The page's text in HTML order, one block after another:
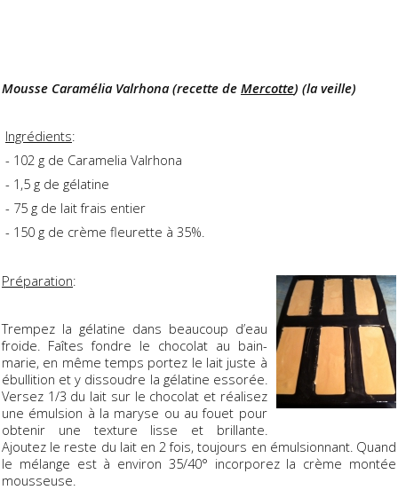
Mousse Caramélia Valrhona (recette de Mercotte) (la veille)
Ingrédients:
- 102 g de Caramelia Valrhona
- 1,5 g de gélatine
- 75 g de lait frais entier
- 150 g de crème fleurette à 35%.
Préparation:
Trempez la gélatine dans beaucoup d’eau
froide. Faîtes fondre le chocolat au bain-
marie, en même temps portez le lait juste à
ébullition et y dissoudre la gélatine essorée.
Versez 1/3 du lait sur le chocolat et réalisez
une émulsion à la maryse ou au fouet pour
obtenir une texture lisse et brillante.
Ajoutez le reste du lait en 2 fois, toujours en émulsionnant. Quand
le mélange est à environ 35/40° incorporez la crème montée
mousseuse.